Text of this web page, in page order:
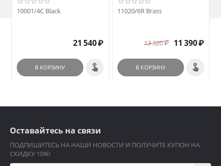
10001/4C Black
21 540₽
В КОРЗИНУ
11020/6R Brass
13 320₽ 11 390₽
В КОРЗИНУ
Оставайтесь на связи
ПОДПИШИТЕСЬ НА НАШИ НОВОСТИ И ПОЛУЧИТЕ КУПОН НА
СКИДКУ 10%!